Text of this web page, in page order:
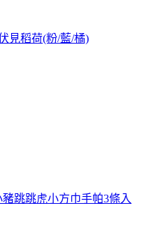
見稻荷(粉/藍/橘)
跳跳虎小方巾手帕3條入